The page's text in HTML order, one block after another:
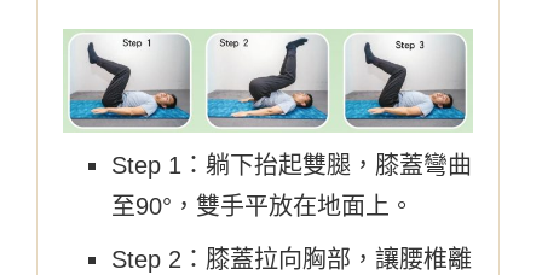
Step 1：躺下抬起雙腿，膝蓋彎曲
至90°，雙手平放在地面上。
Step 2：膝蓋拉向胸部，讓腰椎離